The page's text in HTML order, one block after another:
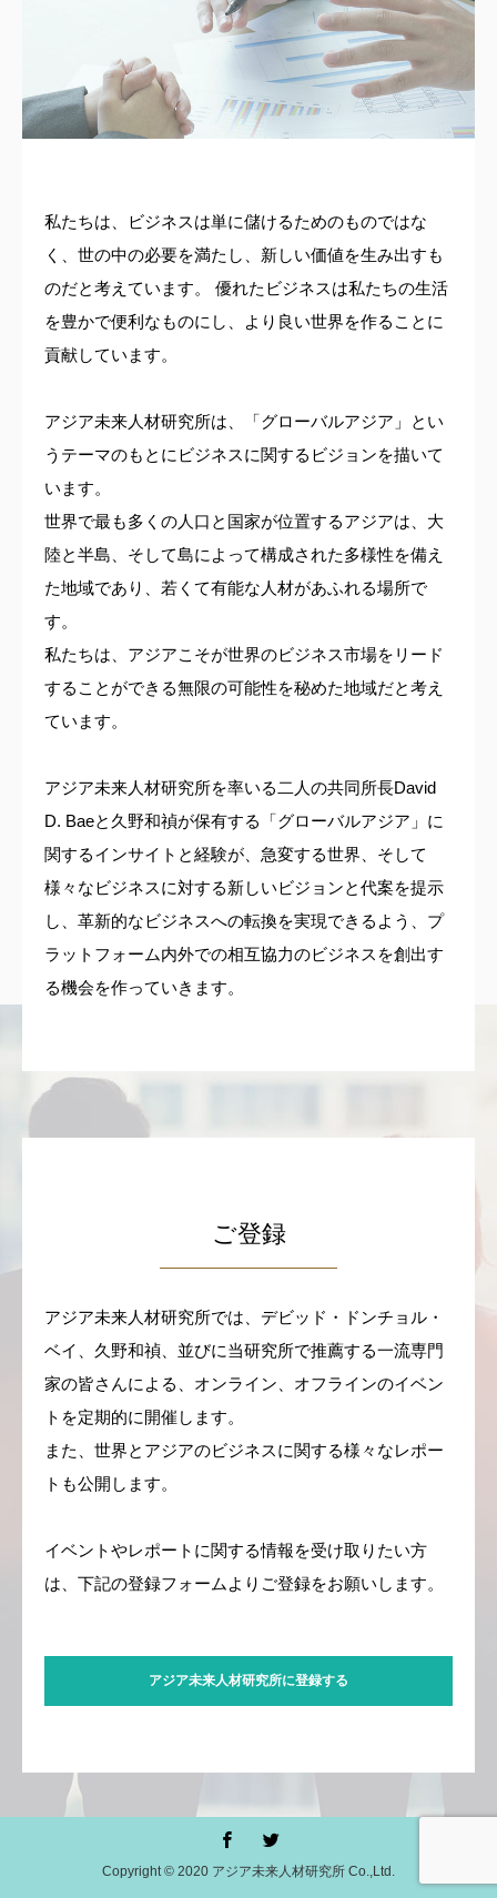
私たちは、ビジネスは単に儲けるためのものではな
く、世の中の必要を満たし、新しい価値を生み出すも
のだと考えています。 優れたビジネスは私たちの生活
を豊かで便利なものにし、より良い世界を作ることに
貢献しています。
アジア未来人材研究所は、「グローバルアジア」とい
うテーマのもとにビジネスに関するビジョンを描いて
います。
世界で最も多くの人口と国家が位置するアジアは、大
陸と半島、そして島によって構成された多様性を備え
た地域であり、若くて有能な人材があふれる場所で
す。
私たちは、アジアこそが世界のビジネス市場をリード
することができる無限の可能性を秘めた地域だと考え
ています。
アジア未来人材研究所を率いる二人の共同所長David
D. Baeと久野和禎が保有する「グローバルアジア」に
関するインサイトと経験が、急変する世界、そして
様々なビジネスに対する新しいビジョンと代案を提示
し、革新的なビジネスへの転換を実現できるよう、プ
ラットフォーム内外での相互協力のビジネスを創出す
る機会を作っていきます。
ご登録
アジア未来人材研究所では、デビッド・ドンチョル・
ベイ、久野和禎、並びに当研究所で推薦する一流専門
家の皆さんによる、オンライン、オフラインのイベン
トを定期的に開催します。
また、世界とアジアのビジネスに関する様々なレポー
トも公開します。
イベントやレポートに関する情報を受け取りたい方
は、下記の登録フォームよりご登録をお願いします。
アジア未来人材研究所に登録する
Copyright © 2020 アジア未来人材研究所 Co.,Ltd.